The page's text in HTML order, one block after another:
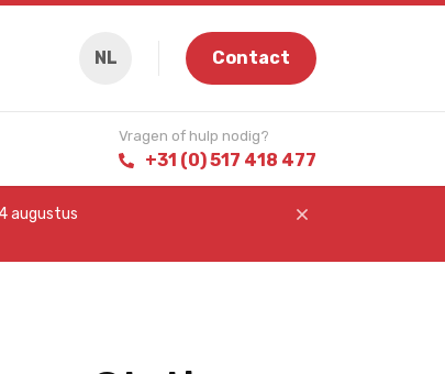
NL Contact
Vragen of hulp nodig?
+31 (0) 517 418 477
augustus